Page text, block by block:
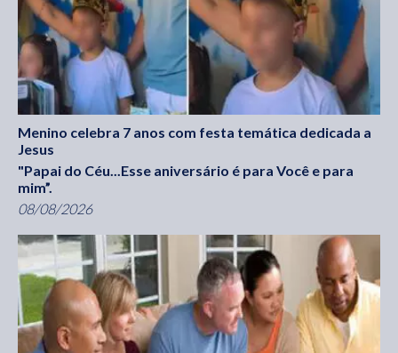
Menino celebra 7 anos com festa temática dedicada a
Jesus
"Papai do Céu...Esse aniversário é para Você e para
mim”.
08/08/2026